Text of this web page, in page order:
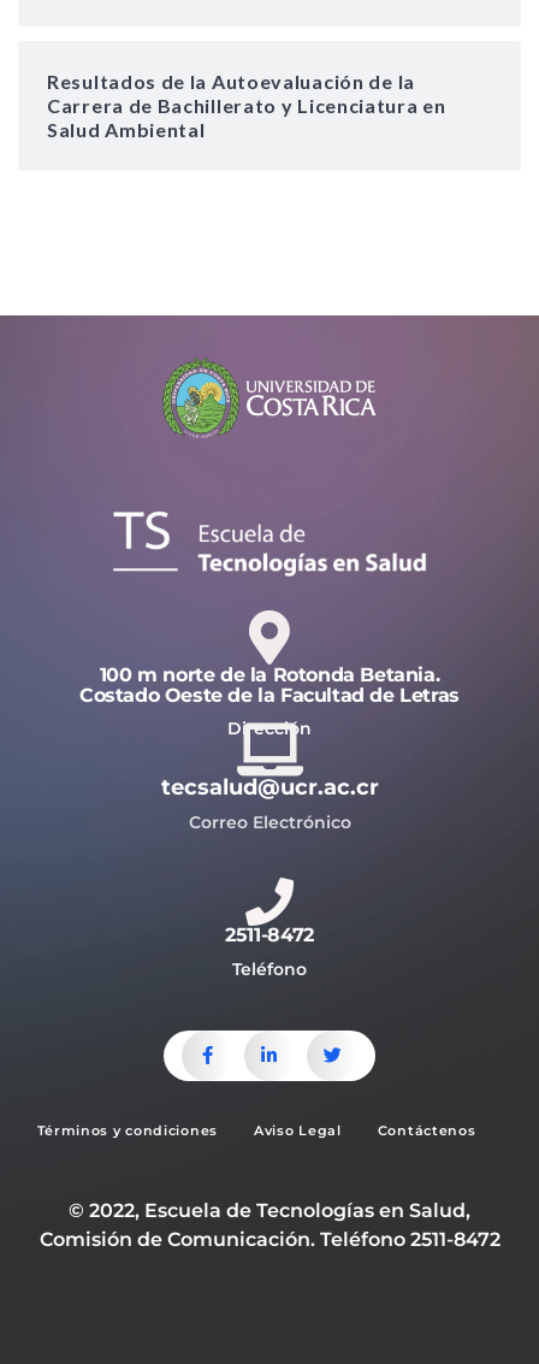
Resultados de la Autoevaluación de la
Carrera de Bachillerato y Licenciatura en
Salud Ambiental
100 m norte de la Rotonda Betania.
Costado Oeste de la Facultad de Letras
Dirección
tecsalud@ucr.ac.cr
Correo Electrónico
2511-8472
Teléfono
Términos y condiciones Aviso Legal Contáctenos
© 2022, Escuela de Tecnologías en Salud,
Comisión de Comunicación. Teléfono 2511-8472